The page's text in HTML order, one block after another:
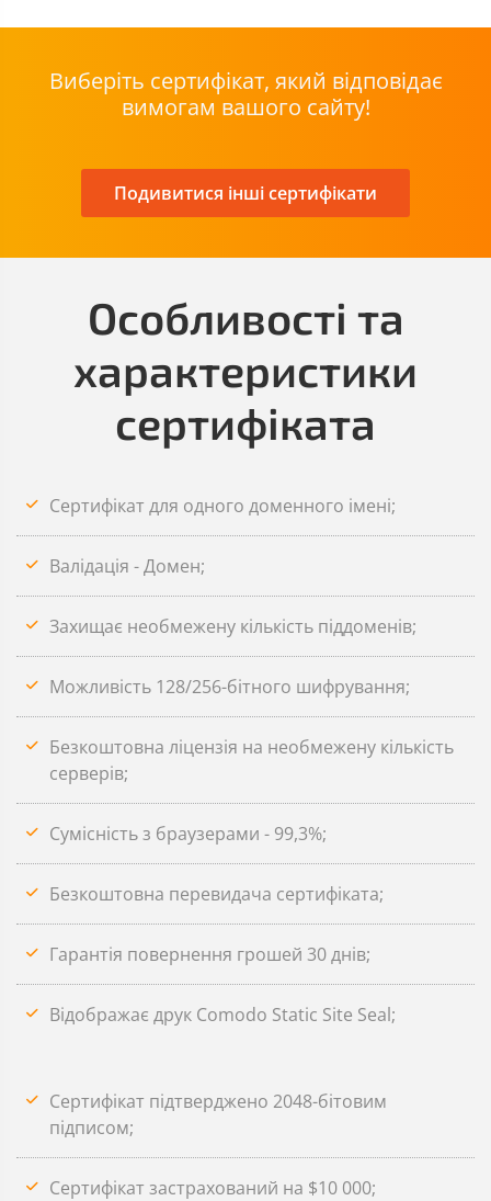
Виберіть сертифікат, який відповідає
вимогам вашого сайту!
Подивитися інші сертифікати
Особливості та
характеристики
сертифіката
Сертифікат для одного доменного імені;
Валідація - Домен;
Захищає необмежену кількість піддоменів;
Можливість 128/256-бітного шифрування;
Безкоштовна ліцензія на необмежену кількість
серверів;
Сумісність з браузерами - 99,3%;
Безкоштовна перевидача сертифіката;
Гарантія повернення грошей 30 днів;
Відображає друк Comodo Static Site Seal;
Сертифікат підтверджено 2048-бітовим
підписом;
Сертифікат застрахований на $10 000;